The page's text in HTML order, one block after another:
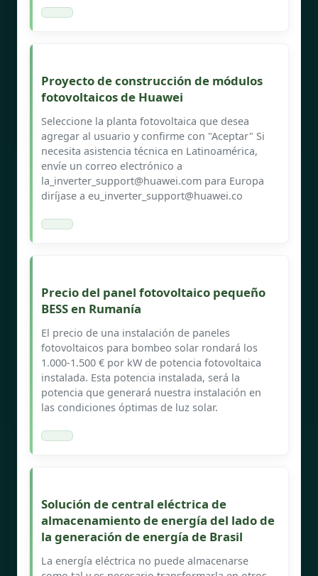
Proyecto de construcción de módulos
fotovoltaicos de Huawei
Seleccione la planta fotovoltaica que desea
agregar al usuario y confirme con "Aceptar" Si
necesita asistencia técnica en Latinoamérica,
envíe un correo electrónico a
la_inverter_support@huawei.com para Europa
diríjase a eu_inverter_support@huawei.co
Precio del panel fotovoltaico pequeño
BESS en Rumanía
El precio de una instalación de paneles
fotovoltaicos para bombeo solar rondará los
1.000-1.500 € por kW de potencia fotovoltaica
instalada. Esta potencia instalada, será la
potencia que generará nuestra instalación en
las condiciones óptimas de luz solar.
Solución de central eléctrica de
almacenamiento de energía del lado de
la generación de energía de Brasil
La energía eléctrica no puede almacenarse